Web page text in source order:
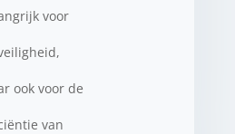
voor
ook voor de
van